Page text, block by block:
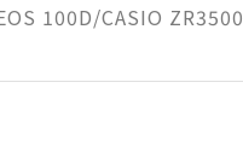
100D/CASIO ZR3500